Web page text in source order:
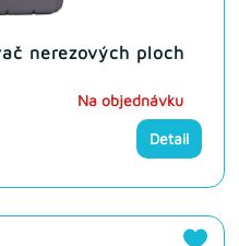
nerezových ploch
Na objednávku
Detail